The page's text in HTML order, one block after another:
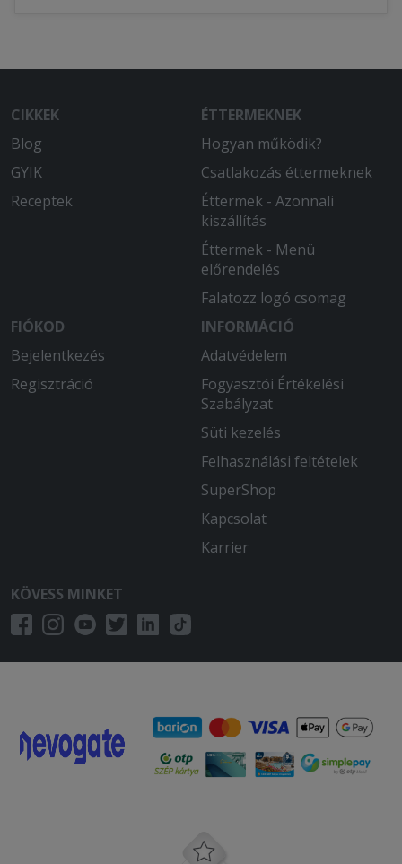
CIKKEK
Blog
GYIK
Receptek
ÉTTERMEKNEK
Hogyan működik?
Csatlakozás éttermeknek
Éttermek - Azonnali
kiszállítás
Éttermek - Menü
előrendelés
Falatozz logó csomag
FIÓKOD
Bejelentkezés
Regisztráció
INFORMÁCIÓ
Adatvédelem
Fogyasztói Értékelési
Szabályzat
Süti kezelés
Felhasználási feltételek
SuperShop
Kapcsolat
Karrier
KÖVESS MINKET